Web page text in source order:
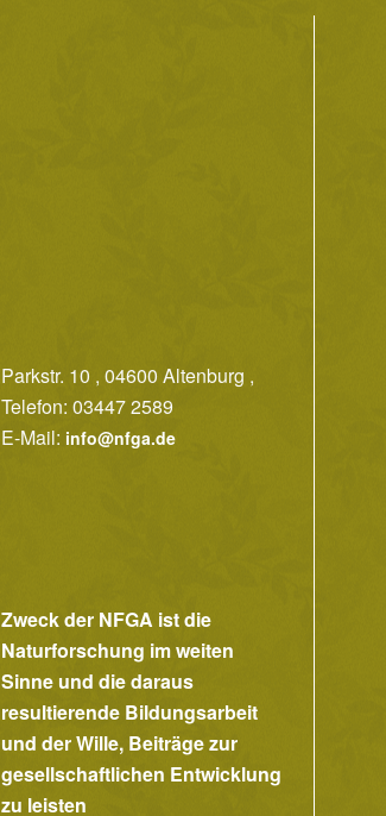
Parkstr. 10 , 04600 Altenburg ,
Telefon: 03447 2589
E-Mail: info@nfga.de
Zweck der NFGA ist die
Naturforschung im weiten
Sinne und die daraus
resultierende Bildungsarbeit
und der Wille, Beiträge zur
gesellschaftlichen Entwicklung
zu leisten